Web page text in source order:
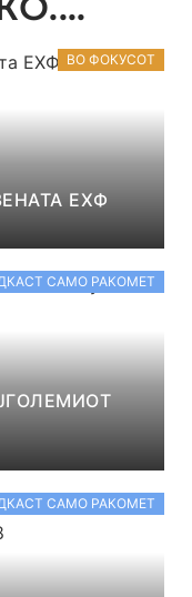
ВО ФОКУСОТ
ЕХФ
САМО РАКОМЕТ
САМО РАКОМЕТ